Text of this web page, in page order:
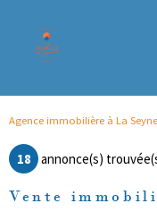
Agence immobilière à La
18 annonce(s)
Vente